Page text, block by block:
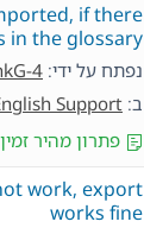
if there
in the glossary
נפתח על ידי: 4
ב: Support
פתרון מהיר זמין
work, export
works fine